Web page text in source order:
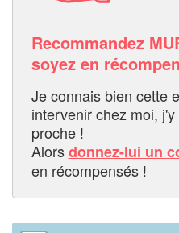
Recommandez
soyez en
Je connais bien cette
intervenir chez moi,
proche !
Alorsdonnez-lui un
en récompensés !